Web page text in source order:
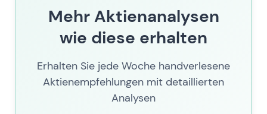
mutmaßlichen Geldwäscheuntersuchung
statt.[34],[31],[30],[38]
Die starken Ergebnisse festigten die
Turnaround und die Dynamik im
Investmentbanking — gleichzeitig brachten
die Ermittlungsschlagzeilen erneut Ereignis-
Mehr Aktienanalysen
wie diese erhalten
Erhalten Sie jede Woche handverlesene
Aktienempfehlungen mit detaillierten
Analysen